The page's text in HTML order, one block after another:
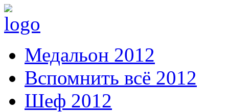
Медальон 2012
Вспомнить всё 2012
Шеф 2012